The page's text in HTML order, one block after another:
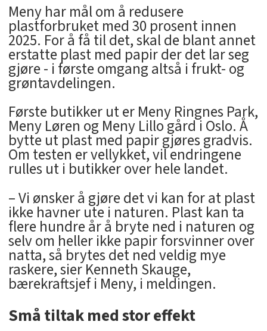
Meny har mål om å redusere
plastforbruket med 30 prosent innen
2025. For å få til det, skal de blant annet
erstatte plast med papir der det lar seg
gjøre - i første omgang altså i frukt- og
grøntavdelingen.
Første butikker ut er Meny Ringnes Park,
Meny Løren og Meny Lillo gård i Oslo. Å
bytte ut plast med papir gjøres gradvis.
Om testen er vellykket, vil endringene
rulles ut i butikker over hele landet.
– Vi ønsker å gjøre det vi kan for at plast
ikke havner ute i naturen. Plast kan ta
flere hundre år å bryte ned i naturen og
selv om heller ikke papir forsvinner over
natta, så brytes det ned veldig mye
raskere, sier Kenneth Skauge,
bærekraftsjef i Meny, i meldingen.
Små tiltak med stor effekt